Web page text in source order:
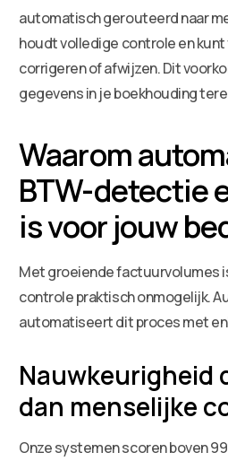
automatisch gerouteerd naar
houdt volledige controle en
corrigeren of afwijzen. Dit
gegevens in je boekhouding
Waarom
BTW-detectie
is voor jouw
Met groeiende factuurvolumes
controle praktisch onmogelijk.
automatiseert dit proces met
Nauwkeurigheid
dan menselijke
Onze systemen scoren boven